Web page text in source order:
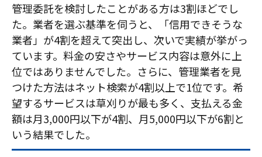
管理委託を検討したことがある方は3割ほどでし
た。業者を選ぶ基準を伺うと、「信用できそうな
業者」が4割を超えて突出し、次いで実績が挙がっ
ています。料金の安さやサービス内容は意外に上
位ではありませんでした。さらに、管理業者を見
つけた方法はネット検索が4割以上で1位です。希
望するサービスは草刈りが最も多く、支払える金
額は月3,000円以下が4割、月5,000円以下が6割と
いう結果でした。